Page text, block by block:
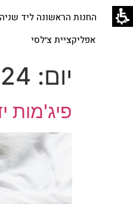
החנות הראשונה ליד שניה
אפליקציית צ׳לסי
יום: 24 בנובמבר 2024
פיג'מות